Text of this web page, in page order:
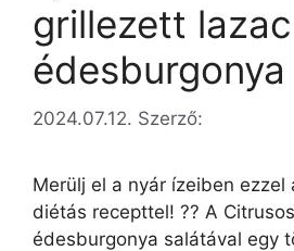
grillezett lazac
2024.07.12. Szerző:
Merülj el a nyár ízeiben ezzel
diétás recepttel! ?? A
édesburgonya salátával egy